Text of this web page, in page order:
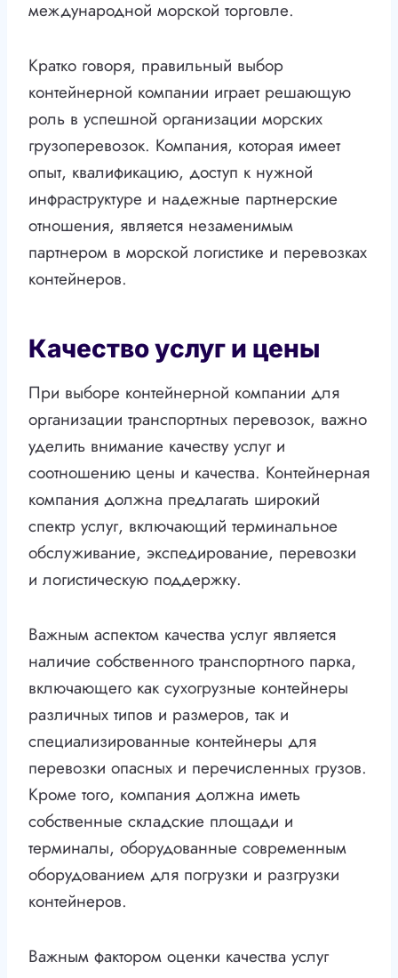
международной морской торговле.
Кратко говоря, правильный выбор
контейнерной компании играет решающую
роль в успешной организации морских
грузоперевозок. Компания, которая имеет
опыт, квалификацию, доступ к нужной
инфраструктуре и надежные партнерские
отношения, является незаменимым
партнером в морской логистике и перевозках
контейнеров.
Качество услуг и цены
При выборе контейнерной компании для
организации транспортных перевозок, важно
уделить внимание качеству услуг и
соотношению цены и качества. Контейнерная
компания должна предлагать широкий
спектр услуг, включающий терминальное
обслуживание, экспедирование, перевозки
и логистическую поддержку.
Важным аспектом качества услуг является
наличие собственного транспортного парка,
включающего как сухогрузные контейнеры
различных типов и размеров, так и
специализированные контейнеры для
перевозки опасных и перечисленных грузов.
Кроме того, компания должна иметь
собственные складские площади и
терминалы, оборудованные современным
оборудованием для погрузки и разгрузки
контейнеров.
Важным фактором оценки качества услуг